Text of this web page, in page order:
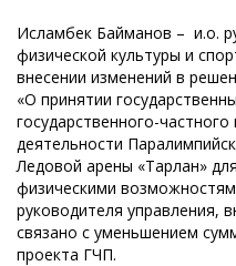
Исламбек Байманов – и.о.
физической культуры и
внесении изменений в
«О принятии
государственного-
деятельности
Ледовой арены «Тарлан»
физическими
руководителя управления,
связано с уменьшением
проекта ГЧП.